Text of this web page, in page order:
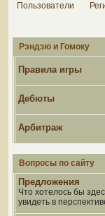
Пользователи
Рэндзю и Гомоку
Правила игры
Дебюты
Арбитраж
Вопросы по сайту
Предложения
Что хотелось бы
увидеть в